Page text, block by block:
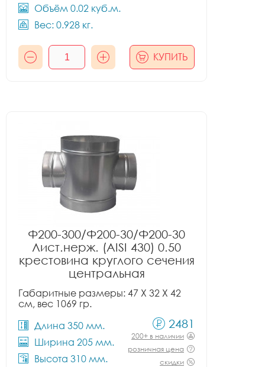
Объём 0.02 куб.м.
Вес: 0.928 кг.
КУПИТЬ
Ф200-300/Ф200-30/Ф200-30
Лист.нерж. (AISI 430) 0.50
крестовина круглого сечения
центральная
Габаритные размеры: 47 X 32 X 42
см, вес 1069 гр.
Длина 350 мм.
Ширина 205 мм.
Высота 310 мм.
2481
200+ в наличии
розничная цена
скидки